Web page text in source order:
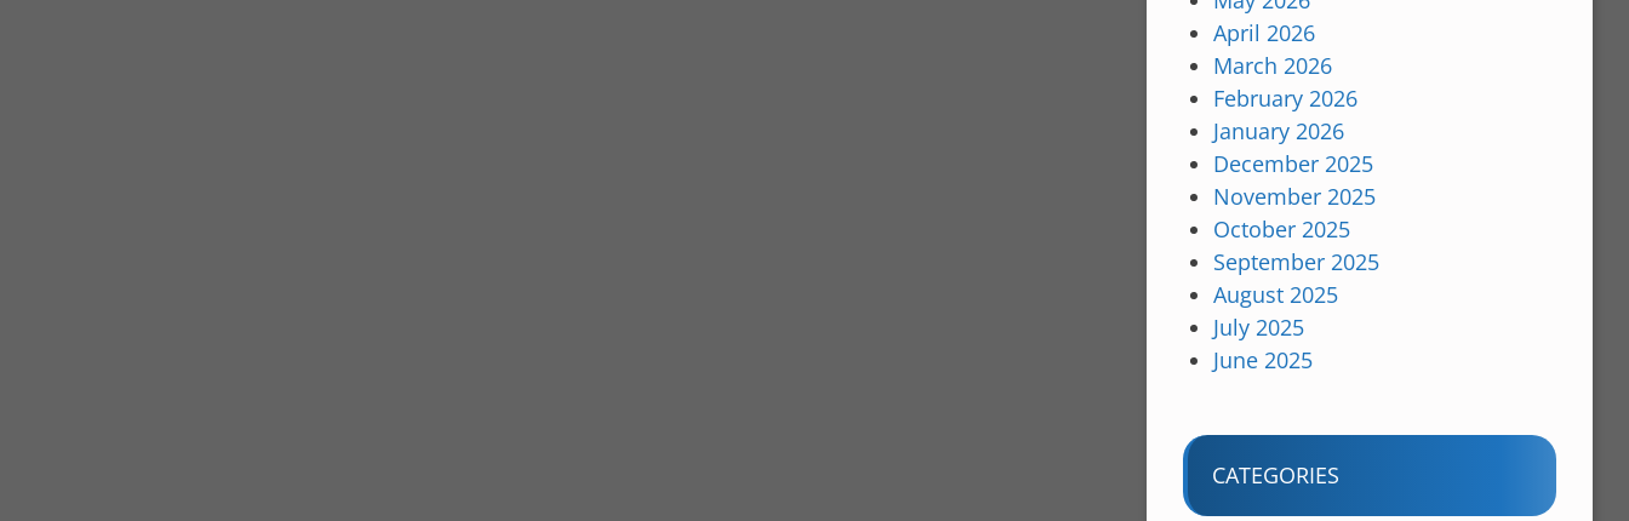
April 2026
March 2026
February 2026
January 2026
December 2025
November 2025
October 2025
September 2025
August 2025
July 2025
June 2025
CATEGORIES